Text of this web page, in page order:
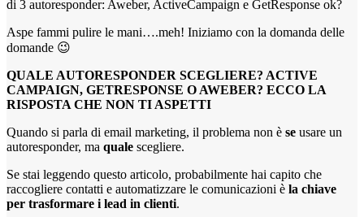
di 3 autoresponder: Aweber, ActiveCampaign e GetResponse ok?
Aspe fammi pulire le mani….meh! Iniziamo con la domanda delle
domande 😉
QUALE AUTORESPONDER SCEGLIERE? ACTIVE
CAMPAIGN, GETRESPONSE O AWEBER? ECCO LA
RISPOSTA CHE NON TI ASPETTI
Quando si parla di email marketing, il problema non è se usare un
autoresponder, ma quale scegliere.
Se stai leggendo questo articolo, probabilmente hai capito che
raccogliere contatti e automatizzare le comunicazioni è la chiave
per trasformare i lead in clienti.